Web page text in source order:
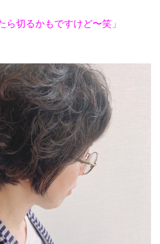
ら切るかもですけど〜笑」